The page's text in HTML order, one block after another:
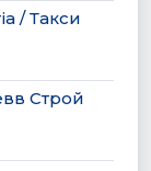
/ Такси
Строй